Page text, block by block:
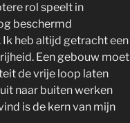
rol speelt in
beschermd
heb altijd getracht een
Een gebouw moet
de vrije loop laten
naar buiten werken
is de kern van mijn